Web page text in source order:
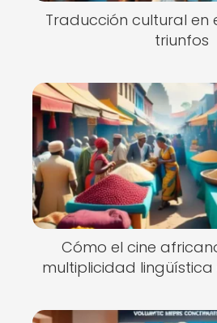
Traducción cultural en
triunfos
Cómo el cine
multiplicidad